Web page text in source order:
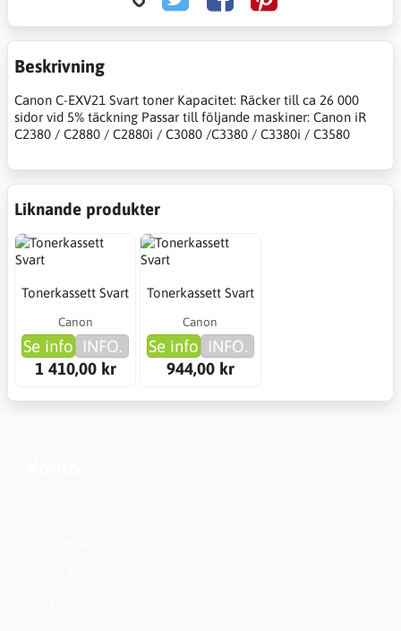
Beskrivning
Canon C-EXV21 Svart toner Kapacitet: Räcker till ca 26 000
sidor vid 5% täckning Passar till följande maskiner: Canon iR
C2380 / C2880 / C2880i / C3080 /C3380 / C3380i / C3580
Liknande produkter
Tonerkassett Svart
Canon
Se info INFO.
1 410,00 kr
Tonerkassett Svart
Canon
Se info INFO.
944,00 kr